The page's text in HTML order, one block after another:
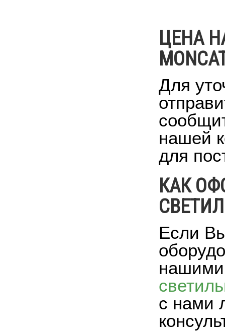
ЦЕНА
Для
нашей
для
КАК
Если
с нами